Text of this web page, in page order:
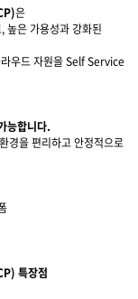
은
높은 가용성과 강화된
우드 자원을 Self Service
능합니다.
경을 편리하고 안정적으로
특장점